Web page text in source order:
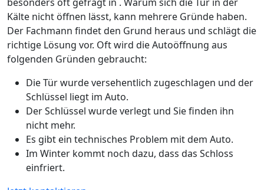
Kälte nicht öffnen lässt, kann mehrere Gründe haben.
Der Fachmann findet den Grund heraus und schlägt die
richtige Lösung vor. Oft wird die Autoöffnung aus
folgenden Gründen gebraucht:
Die Tür wurde versehentlich zugeschlagen und der
Schlüssel liegt im Auto.
Der Schlüssel wurde verlegt und Sie finden ihn
nicht mehr.
Es gibt ein technisches Problem mit dem Auto.
Im Winter kommt noch dazu, dass das Schloss
einfriert.